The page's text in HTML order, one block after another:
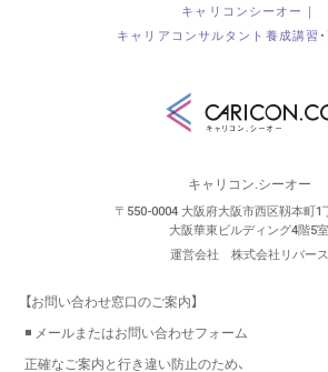
キャリコンシーオー｜
キャリアコンサルタント養成講習
キャリコン.シーオー
〒550-0004 大阪府大阪市西区靱本町1
大阪華東ビルディング4階5室
運営会社 株式会社リバース
【お問い合わせ窓口のご案内】
◾️ メールまたはお問い合わせフォーム
正確なご案内と行き違い防止のため、